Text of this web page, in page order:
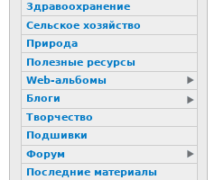
Здравоохранение
Сельское хозяйство
Природа
Полезные ресурсы
Web-альбомы
Блоги
Творчество
Подшивки
Форум
Последние материалы